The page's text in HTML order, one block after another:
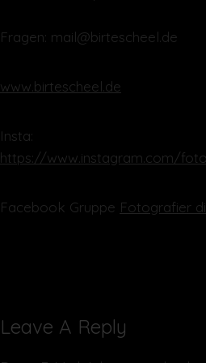
Fragen: mail@birtescheel.de
www.birtescheel.de
Insta:
https://www.instagram.com/
Facebook Gruppe Fotografier
Leave A Reply